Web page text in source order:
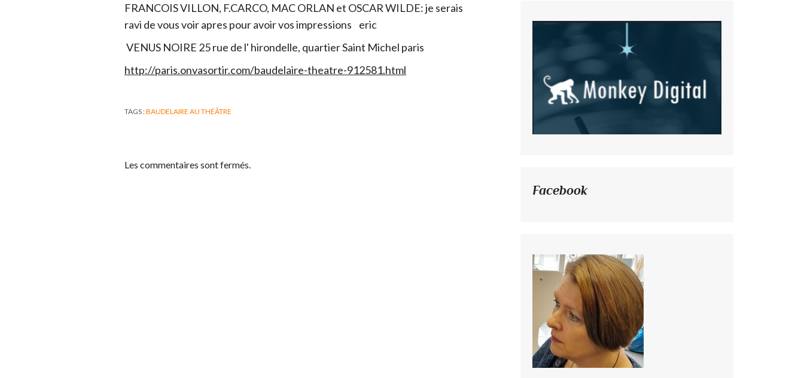
FRANCOIS VILLON, F.CARCO, MAC ORLAN et OSCAR WILDE: je serais
ravi de vous voir apres pour avoir vos impressions eric
VENUS NOIRE 25 rue de l' hirondelle, quartier Saint Michel paris
http://paris.onvasortir.com/baudelaire-theatre-912581.html
TAGS :BAUDELAIRE AU THÉÂTRE
Les commentaires sont fermés.
Facebook